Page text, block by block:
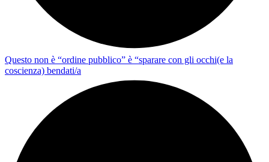
Questo non è “ordine pubblico” è “sparare con gli occhi(e la
coscienza) bendati/a